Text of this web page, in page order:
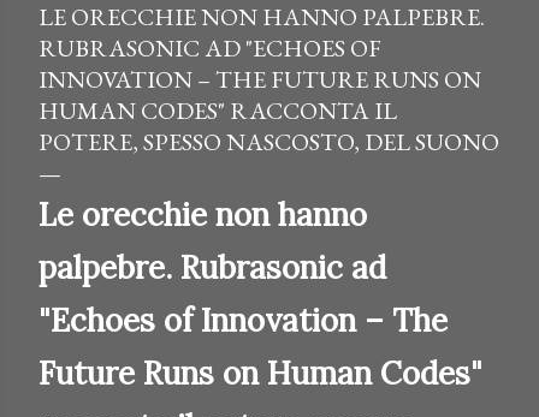
LE ORECCHIE NON HANNO PALPEBRE.
RUBRASONIC AD "ECHOES OF
INNOVATION – THE FUTURE RUNS ON
HUMAN CODES" RACCONTA IL
POTERE, SPESSO NASCOSTO, DEL SUONO
Le orecchie non hanno
palpebre. Rubrasonic ad
"Echoes of Innovation – The
Future Runs on Human Codes"